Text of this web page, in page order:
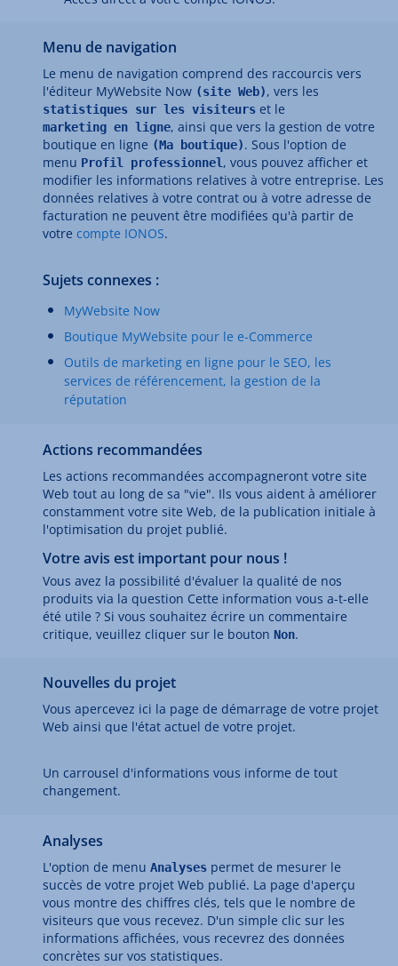
Menu de navigation
Le menu de navigation comprend des raccourcis vers
l'éditeur MyWebsite Now (site Web), vers les
statistiques sur les visiteurs et le
marketing en ligne, ainsi que vers la gestion de votre
boutique en ligne (Ma boutique). Sous l'option de
menu Profil professionnel, vous pouvez afficher et
modifier les informations relatives à votre entreprise. Les
données relatives à votre contrat ou à votre adresse de
facturation ne peuvent être modifiées qu'à partir de
votre compte IONOS.
Sujets connexes :
MyWebsite Now
Boutique MyWebsite pour le e-Commerce
Outils de marketing en ligne pour le SEO, les
services de référencement, la gestion de la
réputation
Actions recommandées
Les actions recommandées accompagneront votre site
Web tout au long de sa "vie". Ils vous aident à améliorer
constamment votre site Web, de la publication initiale à
l'optimisation du projet publié.
Votre avis est important pour nous !
Vous avez la possibilité d'évaluer la qualité de nos
produits via la question Cette information vous a-t-elle
été utile ? Si vous souhaitez écrire un commentaire
critique, veuillez cliquer sur le bouton Non.
Nouvelles du projet
Vous apercevez ici la page de démarrage de votre projet
Web ainsi que l'état actuel de votre projet.
Un carrousel d'informations vous informe de tout
changement.
Analyses
L'option de menu Analyses permet de mesurer le
succès de votre projet Web publié. La page d'aperçu
vous montre des chiffres clés, tels que le nombre de
visiteurs que vous recevez. D'un simple clic sur les
informations affichées, vous recevrez des données
concrètes sur vos statistiques.